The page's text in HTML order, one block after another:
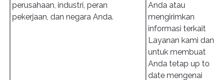
perusahaan, industri, peran
pekerjaan, dan negara Anda.
Anda atau
mengirimkan
informasi terkait
Layanan kami dan
untuk membuat
Anda tetap up to
date mengenai